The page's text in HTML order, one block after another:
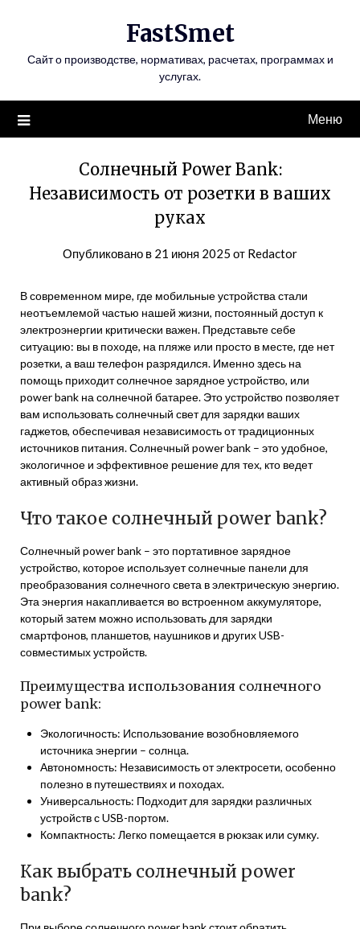
FastSmet
Сайт о производстве, нормативах, расчетах, программах и
услугах.
Меню
Солнечный Power Bank:
Независимость от розетки в ваших
руках
Опубликовано в 21 июня 2025 от Redactor
В современном мире, где мобильные устройства стали
неотъемлемой частью нашей жизни, постоянный доступ к
электроэнергии критически важен. Представьте себе
ситуацию: вы в походе, на пляже или просто в месте, где нет
розетки, а ваш телефон разрядился. Именно здесь на
помощь приходит солнечное зарядное устройство, или
power bank на солнечной батарее. Это устройство позволяет
вам использовать солнечный свет для зарядки ваших
гаджетов, обеспечивая независимость от традиционных
источников питания. Солнечный power bank – это удобное,
экологичное и эффективное решение для тех, кто ведет
активный образ жизни.
Что такое солнечный power bank?
Солнечный power bank – это портативное зарядное
устройство, которое использует солнечные панели для
преобразования солнечного света в электрическую энергию.
Эта энергия накапливается во встроенном аккумуляторе,
который затем можно использовать для зарядки
смартфонов, планшетов, наушников и других USB-
совместимых устройств.
Преимущества использования солнечного
power bank:
Экологичность: Использование возобновляемого
источника энергии – солнца.
Автономность: Независимость от электросети, особенно
полезно в путешествиях и походах.
Универсальность: Подходит для зарядки различных
устройств с USB-портом.
Компактность: Легко помещается в рюкзак или сумку.
Как выбрать солнечный power
bank?